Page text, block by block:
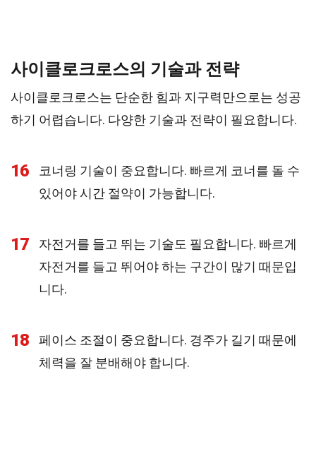
사이클로크로스의 기술과 전략
사이클로크로스는 단순한 힘과 지구력만으로는 성공
하기 어렵습니다. 다양한 기술과 전략이 필요합니다.
16
코너링 기술이 중요합니다. 빠르게 코너를 돌 수
있어야 시간 절약이 가능합니다.
17
자전거를 들고 뛰는 기술도 필요합니다. 빠르게
자전거를 들고 뛰어야 하는 구간이 많기 때문입
니다.
18
페이스 조절이 중요합니다. 경주가 길기 때문에
체력을 잘 분배해야 합니다.